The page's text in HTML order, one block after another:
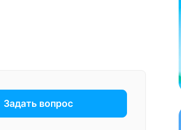
Задать вопрос